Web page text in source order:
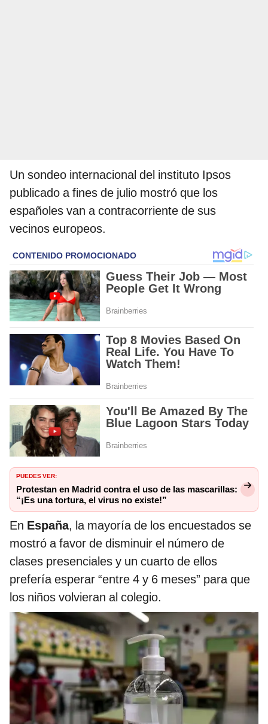
Un sondeo internacional del instituto Ipsos
publicado a fines de julio mostró que los
españoles van a contracorriente de sus
vecinos europeos.
PUEDES VER:
Protestan en Madrid contra el uso de las mascarillas:
“¡Es una tortura, el virus no existe!”
En España, la mayoría de los encuestados se
mostró a favor de disminuir el número de
clases presenciales y un cuarto de ellos
prefería esperar “entre 4 y 6 meses” para que
los niños volvieran al colegio.